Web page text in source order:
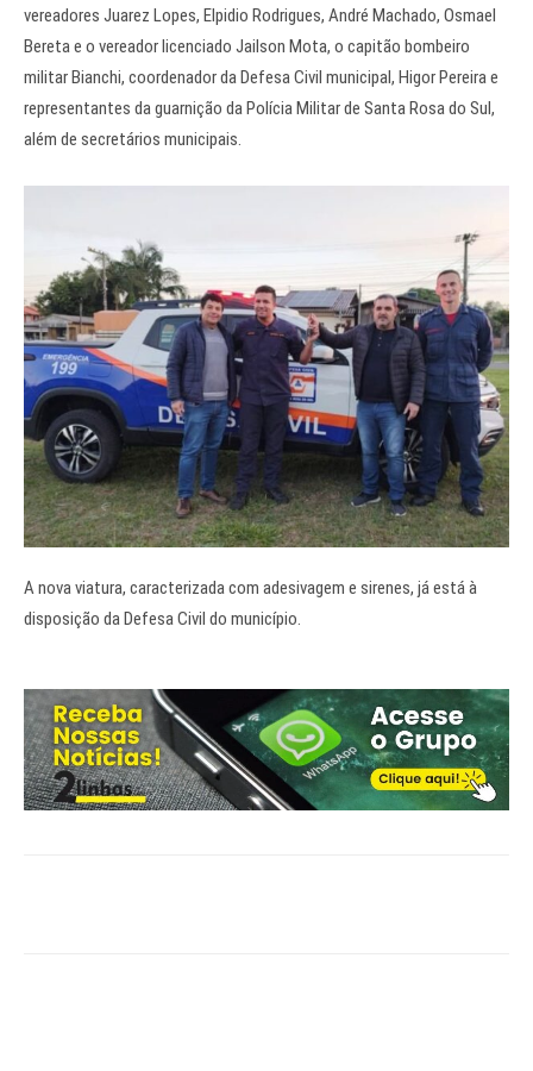
vereadores Juarez Lopes, Elpidio Rodrigues, André Machado, Osmael
Bereta e o vereador licenciado Jailson Mota, o capitão bombeiro
militar Bianchi, coordenador da Defesa Civil municipal, Higor Pereira e
representantes da guarnição da Polícia Militar de Santa Rosa do Sul,
além de secretários municipais.
A nova viatura, caracterizada com adesivagem e sirenes, já está à
disposição da Defesa Civil do município.